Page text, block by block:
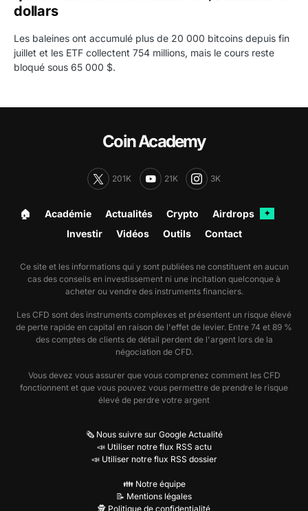
dollars
Les baleines ont accumulé plus de 20 000 bitcoins depuis fin
juillet et les ETF collectent 754 millions, mais le cours reste
bloqué sous 65 000 $.
Coin Academy
201K 21K 3K
🏠︎ Académie Actualités Crypto Airdrops ✦
Investir Vidéos Outils Contact
Ce site et les informations qui y sont publiées ne constituent en aucun
cas des conseils en investissement ni une incitation quelconque à
acheter ou vendre des instruments financiers.
Les CFD sont des instruments complexes et présentent un risque élevé
de perte rapide en capital en raison de l'effet de levier. Entre 74 et 89 %
des comptes de clients de détail perdent de l'argent lors de la
négociation de CFD.
Vous devez vous assurer que vous comprenez comment les CFD
fonctionnent et que vous pouvez vous permettre de prendre le risque
élevé de perdre votre argent
🗞️ Nous suivre sur Google Actualité
📣 Utiliser notre flux RSS actu
📣 Utiliser notre flux RSS dossier
👪 Notre équipe
📝 Mentions légales
🕵️ Politique de confidentialité